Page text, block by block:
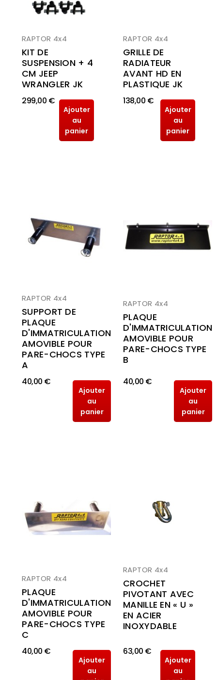
RAPTOR 4x4
KIT DE
SUSPENSION + 4
CM JEEP
WRANGLER JK
299,00 €
Ajouter
au
panier
RAPTOR 4x4
GRILLE DE
RADIATEUR
AVANT HD EN
PLASTIQUE JK
138,00 €
Ajouter
au
panier
RAPTOR 4x4
SUPPORT DE
PLAQUE
D'IMMATRICULATION
AMOVIBLE POUR
PARE-CHOCS TYPE
A
40,00 €
Ajouter
au
panier
RAPTOR 4x4
PLAQUE
D'IMMATRICULATION
AMOVIBLE POUR
PARE-CHOCS TYPE
B
40,00 €
Ajouter
au
panier
RAPTOR 4x4
PLAQUE
D'IMMATRICULATION
AMOVIBLE POUR
PARE-CHOCS TYPE
C
40,00 €
Ajouter
au
RAPTOR 4x4
CROCHET
PIVOTANT AVEC
MANILLE EN « U »
EN ACIER
INOXYDABLE
63,00 €
Ajouter
au